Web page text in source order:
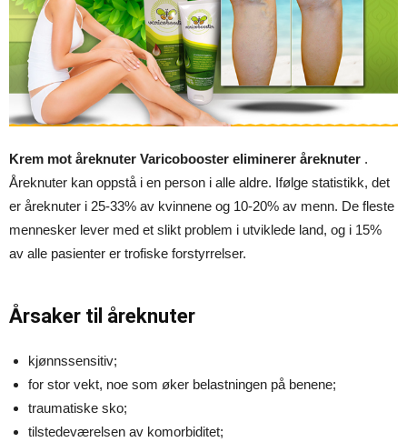
Krem mot åreknuter Varicobooster eliminerer åreknuter .
Åreknuter kan oppstå i en person i alle aldre. Ifølge statistikk, det
er åreknuter i 25-33% av kvinnene og 10-20% av menn. De fleste
mennesker lever med et slikt problem i utviklede land, og i 15%
av alle pasienter er trofiske forstyrrelser.
Årsaker til åreknuter
kjønnssensitiv;
for stor vekt, noe som øker belastningen på benene;
traumatiske sko;
tilstedeværelsen av komorbiditet;